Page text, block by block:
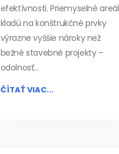
efektívnosti. Priemyselné
kladú na konštrukčné prvky
výrazne vyššie nároky než
bežné stavebné projekty –
odolnosť...
ČÍTAŤ VIAC...